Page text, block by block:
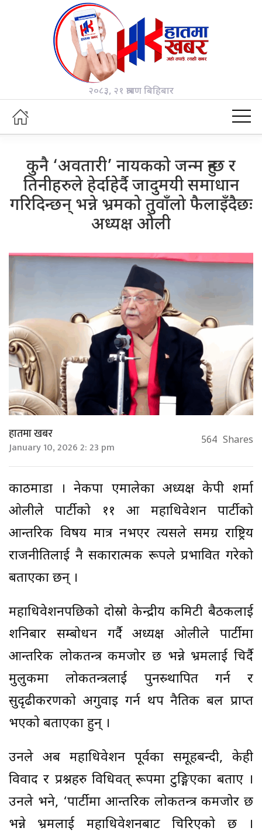
२०८३, २१ श्रावण बिहिबार
कुनै ‘अवतारी’ नायकको जन्म हुन्छ र
तिनीहरुले हेर्दाहेर्दै जादुमयी समाधान
गरिदिन्छन् भन्ने भ्रमको तुवाँलो फैलाइँदैछः
अध्यक्ष ओली
हातमा खबर
January 10, 2026 2: 23 pm 564 Shares
काठमाडौँ । नेकपा एमालेका अध्यक्ष केपी शर्मा
ओलीले पार्टीको ११ औँ महाधिवेशन पार्टीको
आन्तरिक विषय मात्र नभएर त्यसले समग्र राष्ट्रिय
राजनीतिलाई नै सकारात्मक रूपले प्रभावित गरेको
बताएका छन् ।
महाधिवेशनपछिको दोस्रो केन्द्रीय कमिटी बैठकलाई
शनिबार सम्बोधन गर्दै अध्यक्ष ओलीले पार्टीमा
आन्तरिक लोकतन्त्र कमजोर छ भन्ने भ्रमलाई चिर्दै
मुलुकमा लोकतन्त्रलाई पुनस्र्थापित गर्न र
सुदृढीकरणको अगुवाइ गर्न थप नैतिक बल प्राप्त
भएको बताएका हुन् ।
उनले अब महाधिवेशन पूर्वका समूहबन्दी, केही
विवाद र प्रश्नहरु विधिवत् रूपमा टुङ्गिएका बताए ।
उनले भने, ‘पार्टीमा आन्तरिक लोकतन्त्र कमजोर छ
भन्ने भ्रमलाई महाधिवेशनबाट चिरिएको छ ।